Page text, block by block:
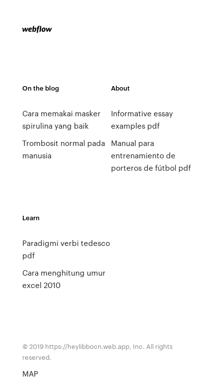
On the blog
Cara memakai masker
spirulina yang baik
Trombosit normal pada
manusia
About
Informative essay
examples pdf
Manual para
entrenamiento de
porteros de fútbol pdf
Learn
Paradigmi verbi tedesco
pdf
Cara menghitung umur
excel 2010
© 2019 https://heylibbocn.web.app, Inc. All rights
reserved.
MAP